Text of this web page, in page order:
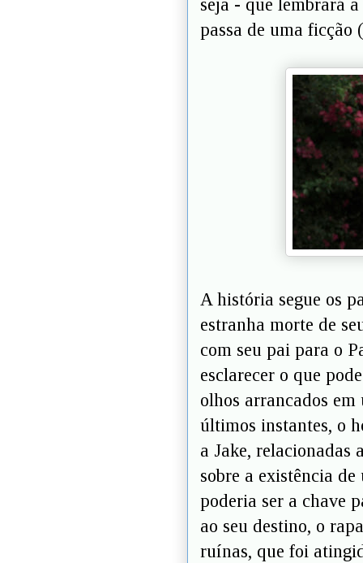
seja - que lembrará
passa de uma ficção
A história segue os
estranha morte de
com seu pai para o
esclarecer o que
olhos arrancados em
últimos instantes, o
a Jake, relacionadas
sobre a existência
poderia ser a chave
ao seu destino, o
ruínas, que foi